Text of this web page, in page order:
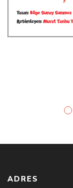
ADRES